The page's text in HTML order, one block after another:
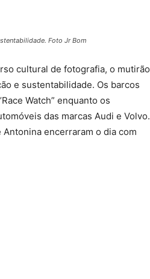
Foto Jr Bom
cultural de fotografia, o mutirão
e sustentabilidade. Os barcos
Watch” enquanto os
das marcas Audi e Volvo.
encerraram o dia com